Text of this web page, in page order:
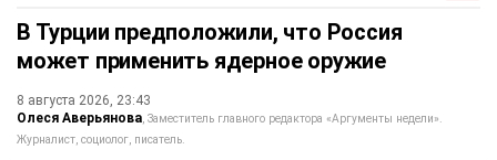
В Турции предположили, что Россия
может применить ядерное оружие
8 августа 2026, 23:43
Олеся Аверьянова Заместитель главного редактора «Аргументы недели».
Журналист, социолог, писатель.